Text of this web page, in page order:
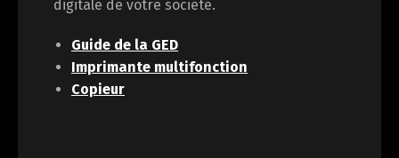
digitale de votre société.
Guide de la GED
Imprimante multifonction
Copieur